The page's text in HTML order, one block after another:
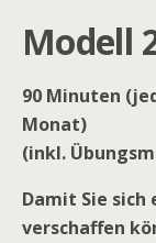
Modell
90 Minuten
Monat)
(inkl.
Damit Sie sich
verschaffen